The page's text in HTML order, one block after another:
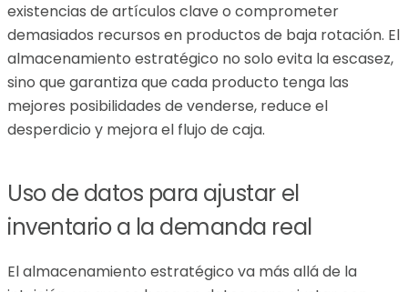
existencias de artículos clave o comprometer
demasiados recursos en productos de baja rotación. El
almacenamiento estratégico no solo evita la escasez,
sino que garantiza que cada producto tenga las
mejores posibilidades de venderse, reduce el
desperdicio y mejora el flujo de caja.
Uso de datos para ajustar el
inventario a la demanda real
El almacenamiento estratégico va más allá de la